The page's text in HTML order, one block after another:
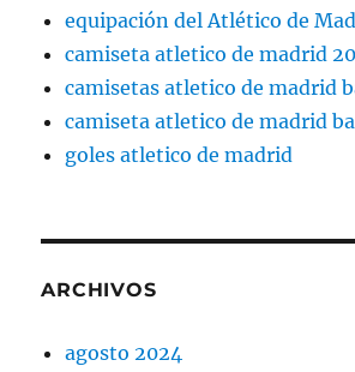
equipación del Atlético de
camiseta atletico de madrid
camisetas atletico de madrid
camiseta atletico de madrid
goles atletico de madrid
ARCHIVOS
agosto 2024